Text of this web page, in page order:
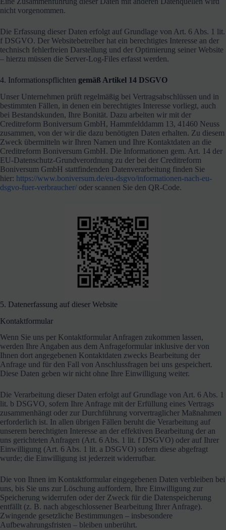
nicht vorgenommen.
Die Erfassung dieser Daten erfolgt auf Grundlage von Art. 6 Abs. 1 lit.
f DSGVO. Der Websitebetreiber hat ein berechtigtes Interesse an der
technisch fehlerfreien Darstellung und der Optimierung seiner Website
– hierzu müssen die Server-Log-Files erfasst werden.
4. Informationspflichten gemäß Artikel 14 DSGVO
Unser Unternehmen prüft regelmäßig bei Vertragsabschlüssen und in
bestimmten Fällen, in denen ein berechtigtes Interesse vorliegt, auch
bei Bestandskunden, Ihre Bonität. Dazu arbeiten wir mit der
Creditreform Boniversum GmbH, Hammfelddamm 13, 41460 Neuss
zusammen, von der wir die dazu benötigten Daten erhalten. Zu diesem
Zweck übermitteln wir Ihren Namen und Ihre Kontaktdaten an die
Creditreform Boniversum GmbH. Die Informationen gem. Art. 14 der
EU-Datenschutz-Grundverordnung zu der bei der Creditreform
Boniversum GmbH stattfindenden Datenverarbeitung finden Sie
hier: https://www.boniversum.de/eu-dsgvo/informationen-nach-eu-
dsgvo-fuer-verbraucher/ oder scannen Sie den QR-Code.
5. Datenerfassung auf dieser Website
Kontaktformular
Wenn Sie uns per Kontaktformular Anfragen zukommen lassen,
werden Ihre Angaben aus dem Anfrageformular inklusive der von
Ihnen dort angegebenen Kontaktdaten zwecks Bearbeitung der
Anfrage und für den Fall von Anschlussfragen bei uns gespeichert.
Diese Daten geben wir nicht ohne Ihre Einwilligung weiter.
Die Verarbeitung dieser Daten erfolgt auf Grundlage von Art. 6 Abs. 1
lit. b DSGVO, sofern Ihre Anfrage mit der Erfüllung eines Vertrags
zusammenhängt oder zur Durchführung vorvertraglicher Maßnahmen
erforderlich ist. In allen übrigen Fällen beruht die Verarbeitung auf
unserem berechtigten Interesse an der effektiven Bearbeitung der an
uns gerichteten Anfragen (Art. 6 Abs. 1 lit. f DSGVO) oder auf Ihrer
Einwilligung (Art. 6 Abs. 1 lit. a DSGVO) sofern diese abgefragt
wurde; die Einwilligung ist jederzeit widerrufbar.
Die von Ihnen im Kontaktformular eingegebenen Daten verbleiben bei
uns, bis Sie uns zur Löschung auffordern, Ihre Einwilligung zur
Speicherung widerrufen oder der Zweck für die Datenspeicherung
entfällt (z. B. nach abgeschlossener Bearbeitung Ihrer Anfrage).
Zwingende gesetzliche Bestimmungen – insbesondere
Aufbewahrungsfristen – bleiben unberührt.